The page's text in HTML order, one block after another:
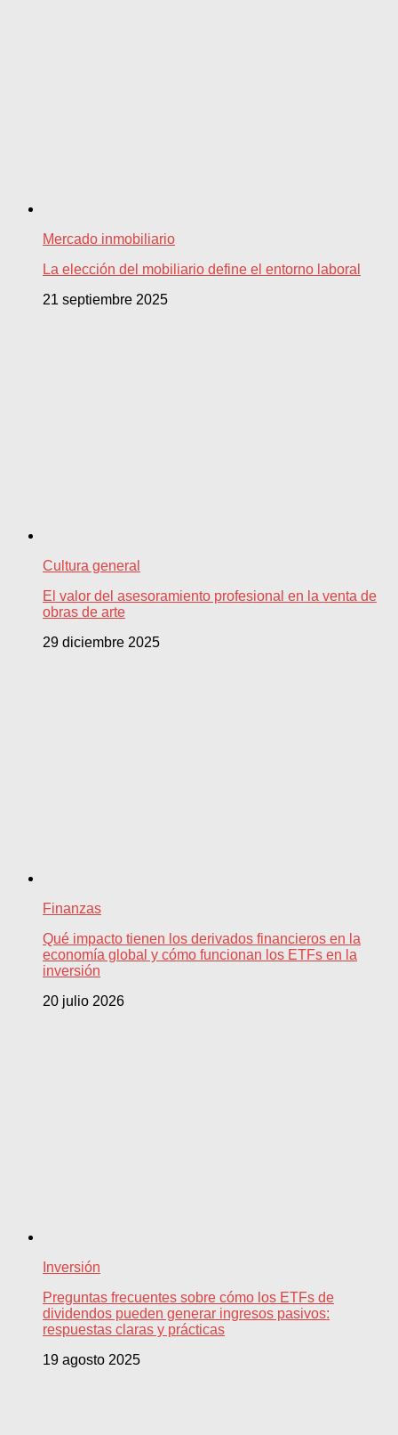
Mercado inmobiliario
La elección del mobiliario define el entorno laboral
21 septiembre 2025
Cultura general
El valor del asesoramiento profesional en la venta de
obras de arte
29 diciembre 2025
Finanzas
Qué impacto tienen los derivados financieros en la
economía global y cómo funcionan los ETFs en la
inversión
20 julio 2026
Inversión
Preguntas frecuentes sobre cómo los ETFs de
dividendos pueden generar ingresos pasivos:
respuestas claras y prácticas
19 agosto 2025